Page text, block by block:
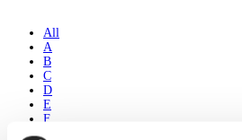
All
A
B
C
D
E
F